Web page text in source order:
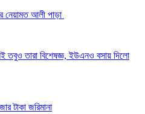
নেয়ামত আলী পাড়া
তবুও তারা বিশেষজ্ঞ, ইউএনও বসায় দিলো
টাকা জরিমানা